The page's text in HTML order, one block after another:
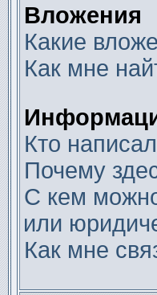
Вложения
Какие
Как мне
Кто
Почему
С кем
или
Как мне